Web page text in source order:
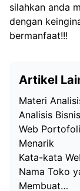
silahkan anda
dengan
bermanfaat!!!
Artikel
Materi
Analisis Bisnis
Web
Menarik
Kata-kata
Nama Toko
Membuat…